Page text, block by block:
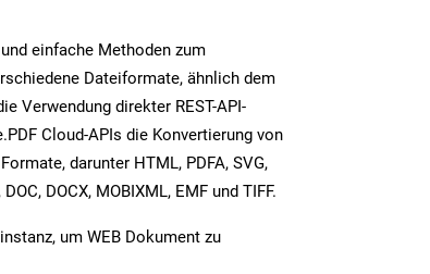
einfache Methoden zum
Dateiformate, ähnlich dem
Verwendung direkter REST-API-
Cloud-APIs die Konvertierung von
darunter HTML, PDFA, SVG,
DOCX, MOBIXML, EMF und TIFF.
um WEB Dokument zu